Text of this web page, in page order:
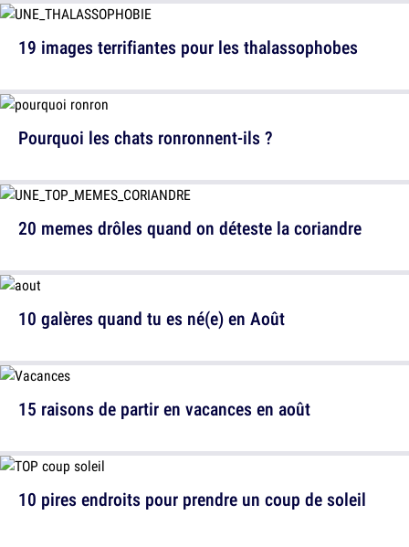
19 images terrifiantes pour les thalassophobes
20 memes drôles quand on déteste la coriandre
15 raisons de partir en vacances en août
Pourquoi les chats ronronnent-ils ?
10 galères quand tu es né(e) en Août
10 pires endroits pour prendre un coup de soleil